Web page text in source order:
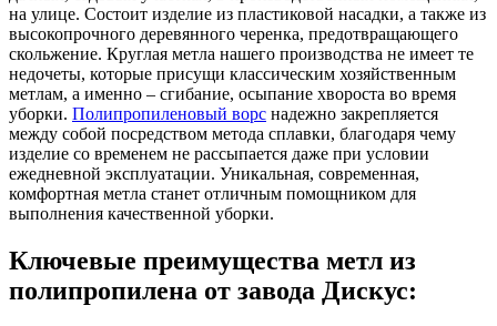
на улице. Состоит изделие из пластиковой насадки, а также из
высокопрочного деревянного черенка, предотвращающего
скольжение. Круглая метла нашего производства не имеет те
недочеты, которые присущи классическим хозяйственным
метлам, а именно – сгибание, осыпание хвороста во время
уборки. Полипропиленовый ворс надежно закрепляется
между собой посредством метода сплавки, благодаря чему
изделие со временем не рассыпается даже при условии
ежедневной эксплуатации. Уникальная, современная,
комфортная метла станет отличным помощником для
выполнения качественной уборки.
Ключевые преимущества метл из
полипропилена от завода Дискус: